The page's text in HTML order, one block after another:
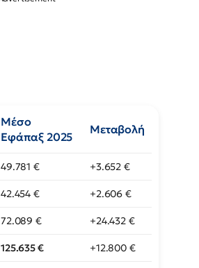
Μέσο
Εφάπαξ 2025
Μεταβολή
49.781 € +3.652 €
42.454 € +2.606 €
72.089 € +24.432 €
125.635 € +12.800 €